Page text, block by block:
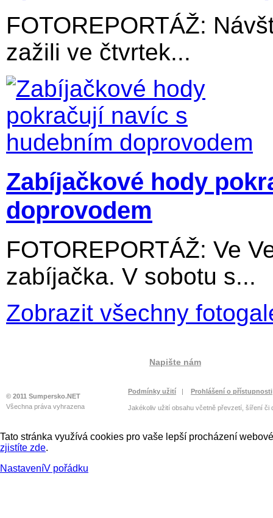
FOTOREPORTÁŽ:
zažili ve čtvrtek...
Zabíjačkové hody
doprovodem
FOTOREPORTÁŽ: Ve
zabíjačka. V sobotu s...
Zobrazit všechny
© 2011 Sumpersko.NET
Všechna práva vyhrazena
Napište nám
Podmínky užití | Prohlášení o přístupnosti
Jakékoliv užití obsahu včetně převzetí, šíření či
Tato stránka využívá cookies pro vaše lepší procházení
zjistíte zde.
NastaveníV pořádku